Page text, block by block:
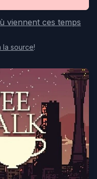
viennent ces temps
la source!